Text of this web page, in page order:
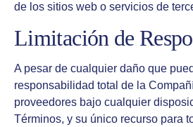
de los sitios web o servicios de
Limitación de
A pesar de cualquier daño que
responsabilidad total de la
proveedores bajo cualquier
Términos, y su único recurso para